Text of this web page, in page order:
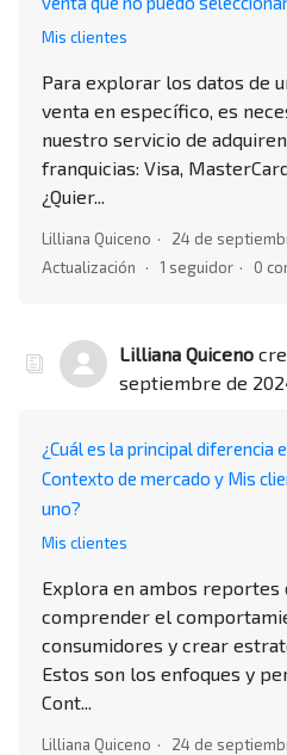
Mis clientes
Para explorar los datos de
venta en específico, es
nuestro servicio de
franquicias: Visa,
¿Quier...
Lilliana Quiceno
24 de
Actualización
1 seguidor 0
Lilliana Quiceno
septiembre de
¿Cuál es la principal diferencia
Contexto de mercado y Mis
uno?
Mis clientes
Explora en ambos reportes
comprender el
consumidores y crear
Estos son los enfoques y
Cont...
Lilliana Quiceno
24 de